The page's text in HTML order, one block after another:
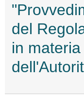
del
in